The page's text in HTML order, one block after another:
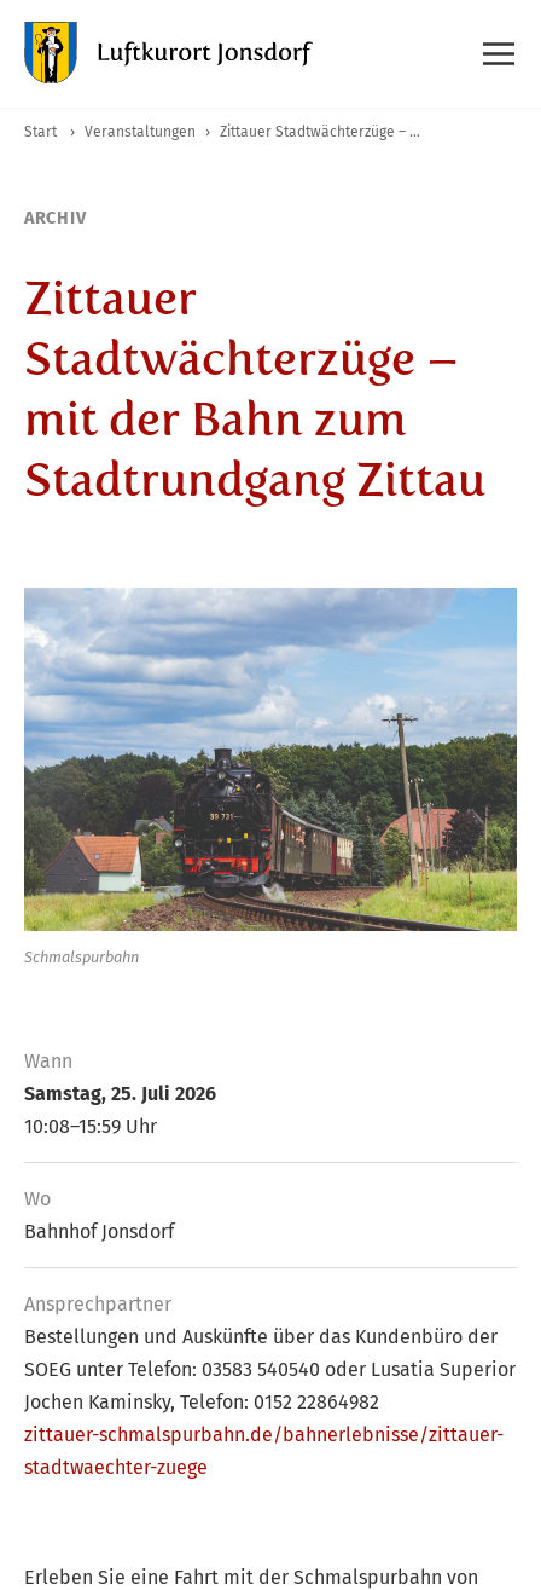
Start › Veranstaltungen › Zittauer Stadtwächterzüge – mit der Bahn zum Stadtrundgang Zittau
ARCHIV
Zittauer
Stadtwächterzüge –
mit der Bahn zum
Stadtrundgang Zittau
Schmalspurbahn
Wann
Samstag, 25. Juli 2026
10:08–15:59 Uhr
Wo
Bahnhof Jonsdorf
Ansprech­partner
Bestellungen und Auskünfte über das Kundenbüro der
SOEG unter Telefon: 03583 540540 oder Lusatia Superior
Jochen Kaminsky, Telefon: 0152 22864982
zittauer-schmalspurbahn.de/bahnerlebnisse/zittauer-
stadtwaechter-zuege
Erleben Sie eine Fahrt mit der Schmalspurbahn von